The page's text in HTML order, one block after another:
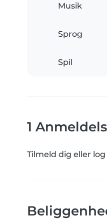
Musik
Sprog
Spil
1
Tilmeld dig eller